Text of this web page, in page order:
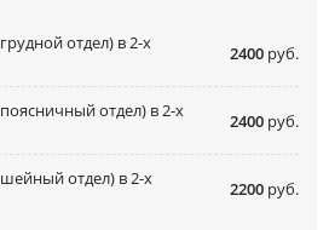
отдел) в 2-х
2400 руб.
отдел) в 2-х
2400 руб.
отдел) в 2-х
2200 руб.